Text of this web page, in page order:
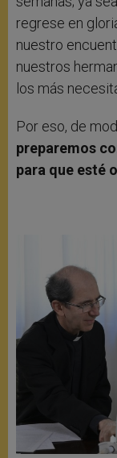
regrese en
nuestro
nuestros
los más
Por eso, de
preparemos
para que esté